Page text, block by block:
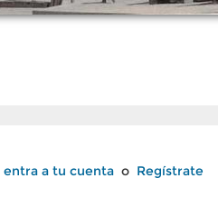
entra a tu cuenta o Regístrate